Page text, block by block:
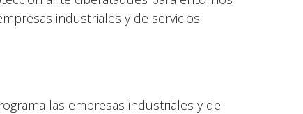
industriales y de servicios
las empresas industriales y de